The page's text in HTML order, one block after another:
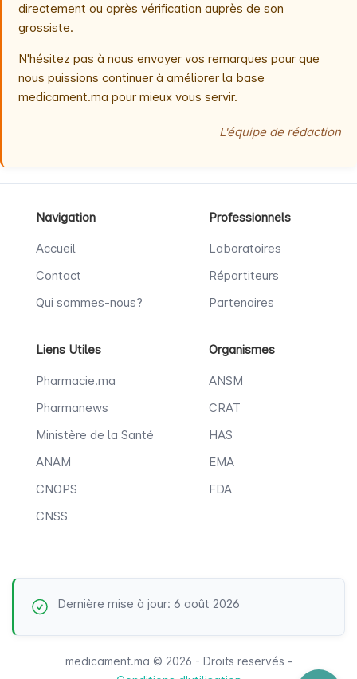
directement ou après vérification auprès de son
grossiste.
N'hésitez pas à nous envoyer vos remarques pour que
nous puissions continuer à améliorer la base
medicament.ma pour mieux vous servir.
L'équipe de rédaction
Navigation
Accueil
Contact
Qui sommes-nous?
Professionnels
Laboratoires
Répartiteurs
Partenaires
Liens Utiles
Pharmacie.ma
Pharmanews
Ministère de la Santé
ANAM
CNOPS
CNSS
Organismes
ANSM
CRAT
HAS
EMA
FDA
Dernière mise à jour: 6 août 2026
medicament.ma © 2026 - Droits reservés -